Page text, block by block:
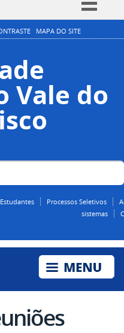
Simplifique!
Participe
Acesso à informação
Legislação
Canais
MAPA DO SITE
Vale do
Estudantes Processos Seletivos
sistemas